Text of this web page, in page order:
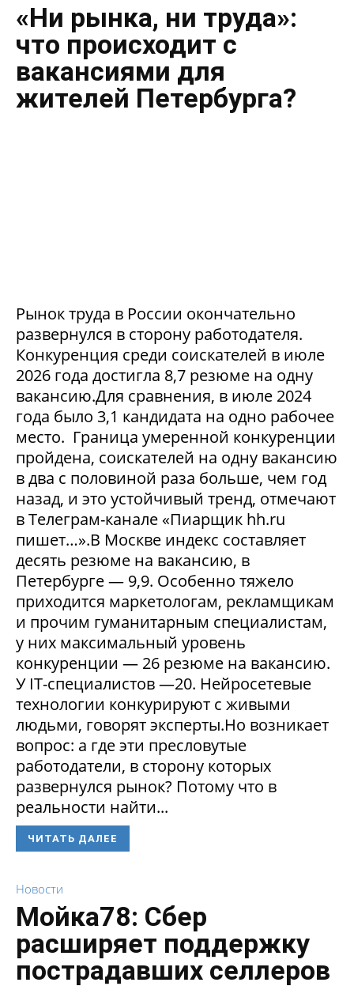
«Ни рынка, ни труда»:
что происходит с
вакансиями для
жителей Петербурга?
Рынок труда в России окончательно
развернулся в сторону работодателя.
Конкуренция среди соискателей в июле
2026 года достигла 8,7 резюме на одну
вакансию.Для сравнения, в июле 2024
года было 3,1 кандидата на одно рабочее
место. Граница умеренной конкуренции
пройдена, соискателей на одну вакансию
в два с половиной раза больше, чем год
назад, и это устойчивый тренд, отмечают
в Телеграм-канале «Пиарщик hh.ru
пишет…».В Москве индекс составляет
десять резюме на вакансию, в
Петербурге — 9,9. Особенно тяжело
приходится маркетологам, рекламщикам
и прочим гуманитарным специалистам,
у них максимальный уровень
конкуренции — 26 резюме на вакансию.
У IT-специалистов —20. Нейросетевые
технологии конкурируют с живыми
людьми, говорят эксперты.Но возникает
вопрос: а где эти пресловутые
работодатели, в сторону которых
развернулся рынок? Потому что в
реальности найти...
ЧИТАТЬ ДАЛЕЕ
Новости
Мойка78: Сбер
расширяет поддержку
пострадавших селлеров